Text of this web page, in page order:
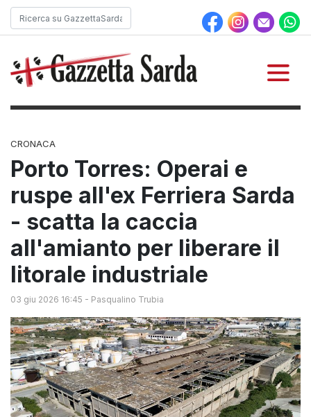
CRONACA
Porto Torres: Operai e
ruspe all'ex Ferriera Sarda
- scatta la caccia
all'amianto per liberare il
litorale industriale
03 giu 2026 16:45 - Pasqualino Trubia